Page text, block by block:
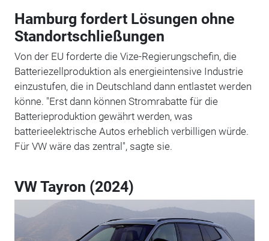
Hamburg fordert Lösungen ohne
Standortschließungen
Von der EU forderte die Vize-Regierungschefin, die
Batteriezellproduktion als energieintensive Industrie
einzustufen, die in Deutschland dann entlastet werden
könne. "Erst dann können Stromrabatte für die
Batterieproduktion gewährt werden, was
batterieelektrische Autos erheblich verbilligen würde.
Für VW wäre das zentral", sagte sie.
VW Tayron (2024)